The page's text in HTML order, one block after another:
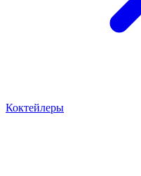
Коктейлеры